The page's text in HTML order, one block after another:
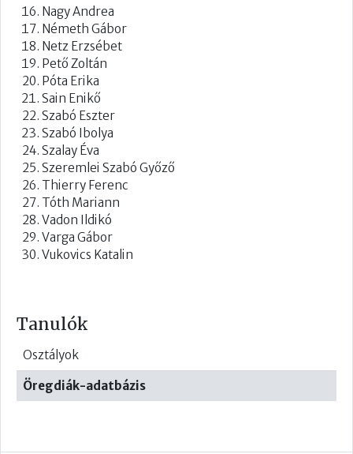
Tanulók
Osztályok
Öregdiák-adatbázis
Nagy Andrea
Németh Gábor
Netz Erzsébet
Pető Zoltán
Póta Erika
Sain Enikő
Szabó Eszter
Szabó Ibolya
Szalay Éva
Szeremlei Szabó Győző
Thierry Ferenc
Tóth Mariann
Vadon Ildikó
Varga Gábor
Vukovics Katalin